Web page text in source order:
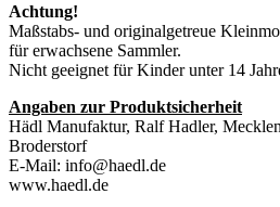
Achtung!
Maßstabs- und originalgetreue
für erwachsene Sammler.
Nicht geeignet für Kinder unter 14
Angaben zur Produktsicherheit
Hädl Manufaktur, Ralf Hadler,
Broderstorf
E-Mail: info@haedl.de
www.haedl.de